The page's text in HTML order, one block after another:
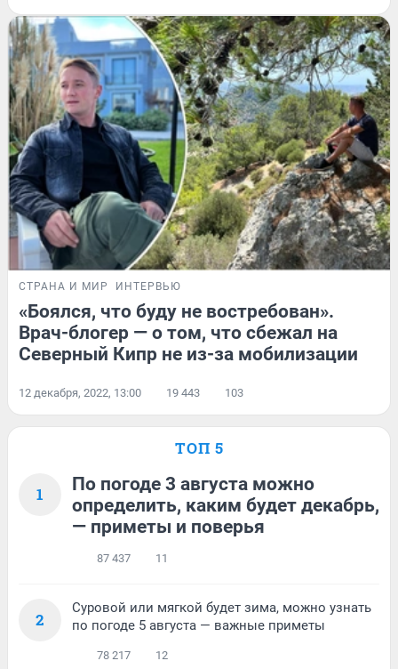
СТРАНА И МИР ИНТЕРВЬЮ
«Боялся, что буду не востребован».
Врач-блогер — о том, что сбежал на
Северный Кипр не из-за мобилизации
12 декабря, 2022, 13:00 19 443 103
ТОП 5
1
По погоде 3 августа можно
определить, каким будет декабрь,
— приметы и поверья
87 437 11
2
Суровой или мягкой будет зима, можно узнать
по погоде 5 августа — важные приметы
78 217 12